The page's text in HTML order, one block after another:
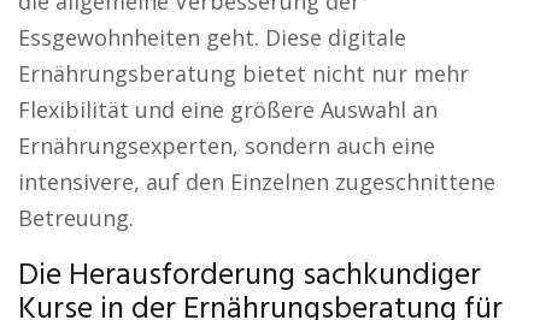
Essgewohnheiten geht. Diese digitale
Ernährungsberatung bietet nicht nur mehr
Flexibilität und eine größere Auswahl an
Ernährungsexperten, sondern auch eine
intensivere, auf den Einzelnen zugeschnittene
Betreuung.
Die Herausforderung sachkundiger
Kurse in der Ernährungsberatung für